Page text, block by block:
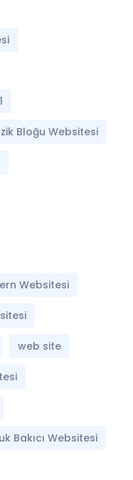
Bloğu Websitesi
Websitesi
web site
Bakıcı Websitesi